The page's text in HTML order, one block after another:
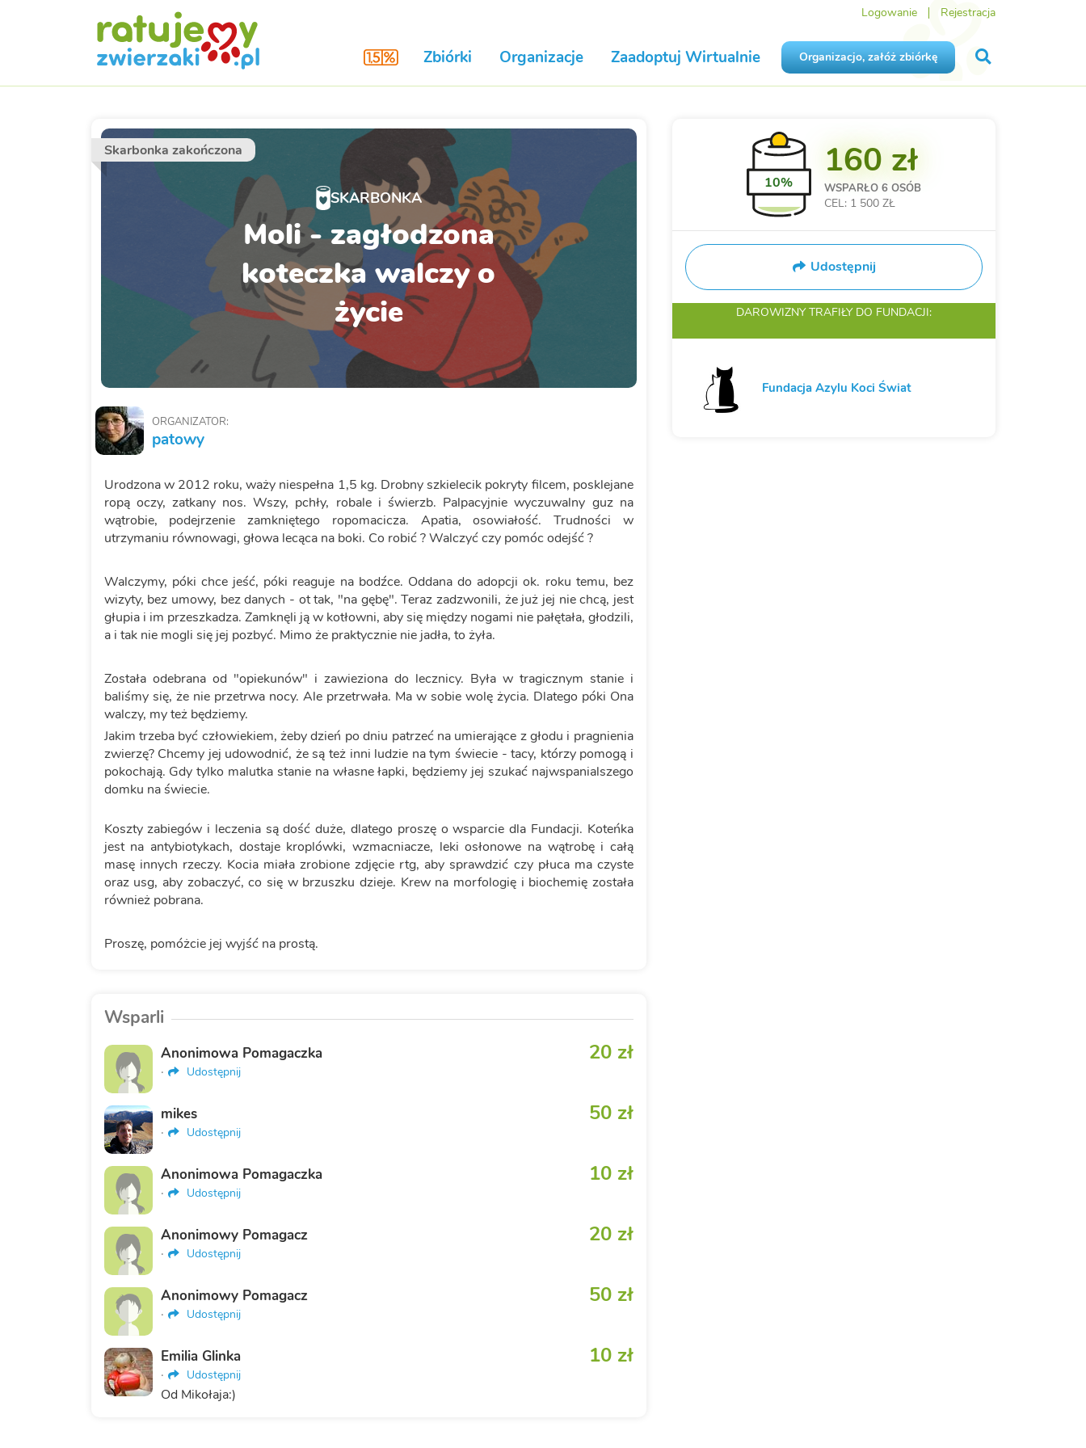
Logowanie Rejestracja
Zbiórki Organizacje Zaadoptuj Wirtualnie Organizacjo, załóż zbiórkę
Skarbonka zakończona
SKARBONKA
Moli - zagłodzona
koteczka walczy o
życie
ORGANIZATOR:
patowy
Urodzona w 2012 roku, waży niespełna 1,5 kg. Drobny szkielecik pokryty filcem, posklejane
ropą oczy, zatkany nos. Wszy, pchły, robale i świerzb. Palpacyjnie wyczuwalny guz na
wątrobie, podejrzenie zamkniętego ropomacicza. Apatia, osowiałość. Trudności w
utrzymaniu równowagi, głowa lecąca na boki. Co robić ? Walczyć czy pomóc odejść ?
Walczymy, póki chce jeść, póki reaguje na bodźce. Oddana do adopcji ok. roku temu, bez
wizyty, bez umowy, bez danych - ot tak, "na gębę". Teraz zadzwonili, że już jej nie chcą, jest
głupia i im przeszkadza. Zamknęli ją w kotłowni, aby się między nogami nie pałętała, głodzili,
a i tak nie mogli się jej pozbyć. Mimo że praktycznie nie jadła, to żyła.
Została odebrana od "opiekunów" i zawieziona do lecznicy. Była w tragicznym stanie i
baliśmy się, że nie przetrwa nocy. Ale przetrwała. Ma w sobie wolę życia. Dlatego póki Ona
walczy, my też będziemy.
Jakim trzeba być człowiekiem, żeby dzień po dniu patrzeć na umierające z głodu i pragnienia
zwierzę? Chcemy jej udowodnić, że są też inni ludzie na tym świecie - tacy, którzy pomogą i
pokochają. Gdy tylko malutka stanie na własne łapki, będziemy jej szukać najwspanialszego
domku na świecie.
Koszty zabiegów i leczenia są dość duże, dlatego proszę o wsparcie dla Fundacji. Koteńka
jest na antybiotykach, dostaje kroplówki, wzmacniacze, leki osłonowe na wątrobę i całą
masę innych rzeczy. Kocia miała zrobione zdjęcie rtg, aby sprawdzić czy płuca ma czyste
oraz usg, aby zobaczyć, co się w brzuszku dzieje. Krew na morfologię i biochemię została
również pobrana.
Proszę, pomóżcie jej wyjść na prostą.
Wsparli
20 zł
Anonimowa Pomagaczka
· Udostępnij
50 zł
mikes
· Udostępnij
10 zł
Anonimowa Pomagaczka
· Udostępnij
20 zł
Anonimowy Pomagacz
· Udostępnij
50 zł
Anonimowy Pomagacz
· Udostępnij
10 zł
Emilia Glinka
· Udostępnij
Od Mikołaja:)
10%
160 zł
WSPARŁO 6 OSÓB
CEL: 1 500 ZŁ
Udostępnij
DAROWIZNY TRAFIŁY DO FUNDACJI:
Fundacja Azylu Koci Świat